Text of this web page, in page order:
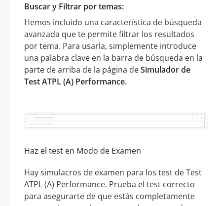
Buscar y Filtrar por temas:
Hemos incluido una característica de búsqueda
avanzada que te permite filtrar los resultados
por tema. Para usarla, simplemente introduce
una palabra clave en la barra de búsqueda en la
parte de arriba de la página deSimulador de
Test ATPL (A) Performance.
Haz el test en Modo de Examen
Hay simulacros de examen para los test de Test
ATPL (A) Performance. Prueba el test correcto
para asegurarte de que estás completamente